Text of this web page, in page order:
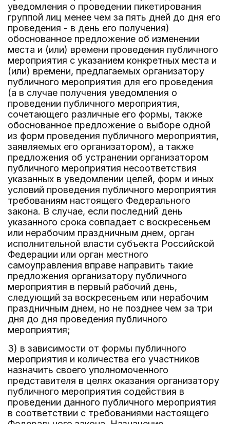
уведомления о проведении пикетирования
группой лиц менее чем за пять дней до дня его
проведения - в день его получения)
обоснованное предложение об изменении
места и (или) времени проведения публичного
мероприятия с указанием конкретных места и
(или) времени, предлагаемых организатору
публичного мероприятия для его проведения
(а в случае получения уведомления о
проведении публичного мероприятия,
сочетающего различные его формы, также
обоснованное предложение о выборе одной
из форм проведения публичного мероприятия,
заявляемых его организатором), а также
предложения об устранении организатором
публичного мероприятия несоответствия
указанных в уведомлении целей, форм и иных
условий проведения публичного мероприятия
требованиям настоящего Федерального
закона. В случае, если последний день
указанного срока совпадает с воскресеньем
или нерабочим праздничным днем, орган
исполнительной власти субъекта Российской
Федерации или орган местного
самоуправления вправе направить такие
предложения организатору публичного
мероприятия в первый рабочий день,
следующий за воскресеньем или нерабочим
праздничным днем, но не позднее чем за три
дня до дня проведения публичного
мероприятия;
3) в зависимости от формы публичного
мероприятия и количества его участников
назначить своего уполномоченного
представителя в целях оказания организатору
публичного мероприятия содействия в
проведении данного публичного мероприятия
в соответствии с требованиями настоящего